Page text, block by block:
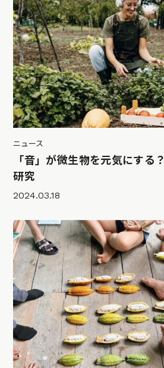
ニュース
「音」が微生物を元気にする
研究
2024.03.18